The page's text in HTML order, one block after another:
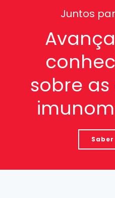
Juntos
sobre